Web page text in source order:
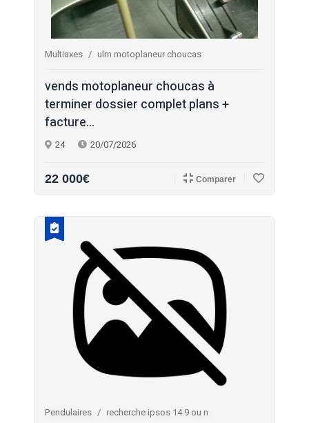
Multiaxes ulm motoplaneur choucas
vends motoplaneur choucas à
terminer dossier complet plans +
facture...
24 20/07/2026
22 000€ Comparer
Pendulaires recherche ipsos 14.9 ou n